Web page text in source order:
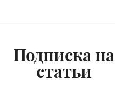
Подписка на
статьи